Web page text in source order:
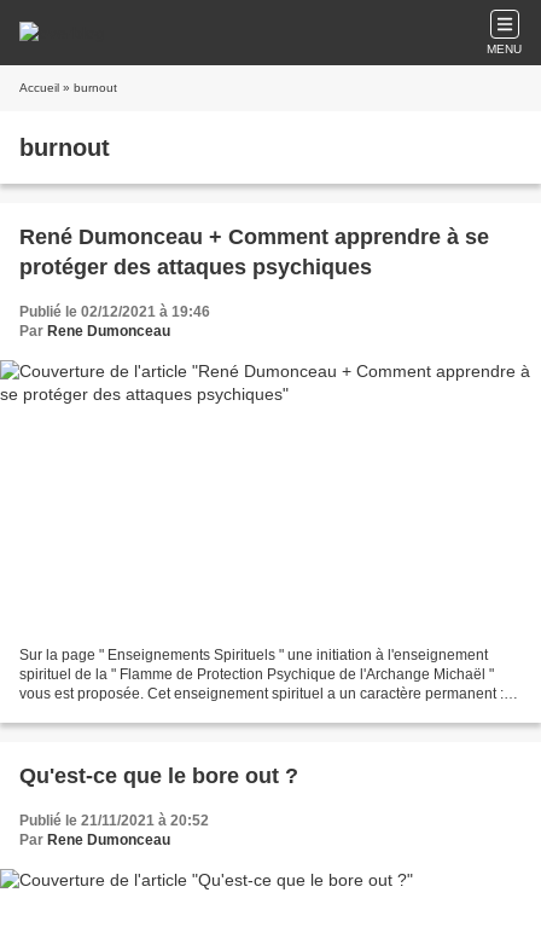
MENU
Accueil » burnout
burnout
René Dumonceau + Comment apprendre à se
protéger des attaques psychiques
Publié le 02/12/2021 à 19:46
Par Rene Dumonceau
Sur la page " Enseignements Spirituels " une initiation à l'enseignement
spirituel de la " Flamme de Protection Psychique de l'Archange Michaël "
vous est proposée. Cet enseignement spirituel a un caractère permanent :
Qu'est-ce que le bore out ?
Publié le 21/11/2021 à 20:52
Par Rene Dumonceau